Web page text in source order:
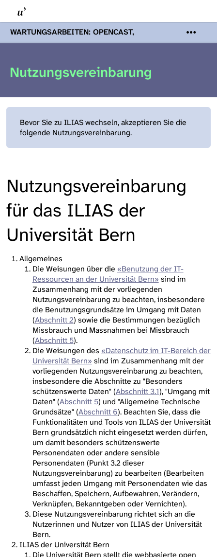
WARTUNGSARBEITEN: OPENCAST,
PODCASTS & TOBIRA
Mi 19. August
Servern werden Ihnen Podcasts,
Opencast-Videos und Tobira nicht zur
Nutzungsvereinbarung
Bevor Sie zu ILIAS wechseln, akzeptieren Sie die
folgende Nutzungsvereinbarung.
Nutzungsvereinbarung
für das ILIAS der
Universität Bern
Allgemeines
Die Weisungen über die «Benutzung der IT-
Ressourcen an der Universität Bern» sind im
Zusammenhang mit der vorliegenden
Nutzungsvereinbarung zu beachten, insbesondere
die Benutzungsgrundsätze im Umgang mit Daten
(Abschnitt 2) sowie die Bestimmungen bezüglich
Missbrauch und Massnahmen bei Missbrauch
(Abschnitt 5).
Die Weisungen des «Datenschutz im IT-Bereich der
Universität Bern» sind im Zusammenhang mit der
vorliegenden Nutzungsvereinbarung zu beachten,
insbesondere die Abschnitte zu "Besonders
schützenswerte Daten" (Abschnitt 3.1), "Umgang mit
Daten" (Abschnitt 5) und "Allgemeine Technische
Grundsätze" (Abschnitt 6). Beachten Sie, dass die
Funktionalitäten und Tools von ILIAS der Universität
Bern grundsätzlich nicht eingesetzt werden dürfen,
um damit besonders schützenswerte
Personendaten oder andere sensible
Personendaten (Punkt 3.2 dieser
Nutzungsvereinbarung) zu bearbeiten (Bearbeiten
umfasst jeden Umgang mit Personendaten wie das
Beschaffen, Speichern, Aufbewahren, Verändern,
Verknüpfen, Bekanntgeben oder Vernichten).
Diese Nutzungsvereinbarung richtet sich an die
Nutzerinnen und Nutzer von ILIAS der Universität
Bern.
ILIAS der Universität Bern
Die Universität Bern stellt die webbasierte open